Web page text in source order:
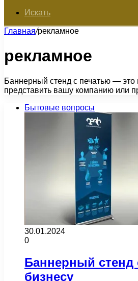
Искать
Главная/рекламное
рекламное
Баннерный стенд с печатью —
представить вашу компанию или
Бытовые вопросы
30.01.2024
0
Баннерный стенд
бизнесу